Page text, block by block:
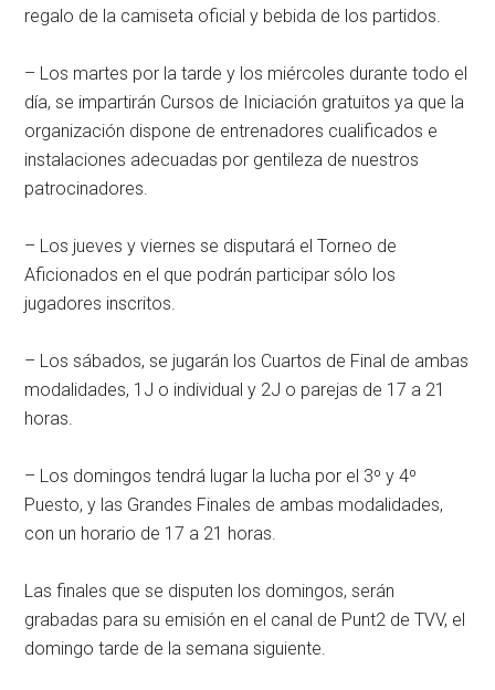
regalo de la camiseta oficial y bebida de los partidos.
– Los martes por la tarde y los miércoles durante todo el
día, se impartirán Cursos de Iniciación gratuitos ya que la
organización dispone de entrenadores cualificados e
instalaciones adecuadas por gentileza de nuestros
patrocinadores.
– Los jueves y viernes se disputará el Torneo de
Aficionados en el que podrán participar sólo los
jugadores inscritos.
– Los sábados, se jugarán los Cuartos de Final de ambas
modalidades, 1J o individual y 2J o parejas de 17 a 21
horas.
– Los domingos tendrá lugar la lucha por el 3º y 4º
Puesto, y las Grandes Finales de ambas modalidades,
con un horario de 17 a 21 horas.
Las finales que se disputen los domingos, serán
grabadas para su emisión en el canal de Punt2 de TVV, el
domingo tarde de la semana siguiente.